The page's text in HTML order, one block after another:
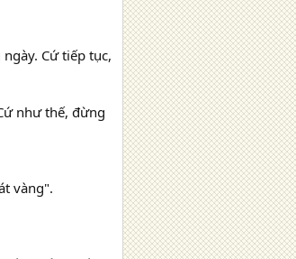
Cứ tiếp tục,
như thế, đừng
vàng".